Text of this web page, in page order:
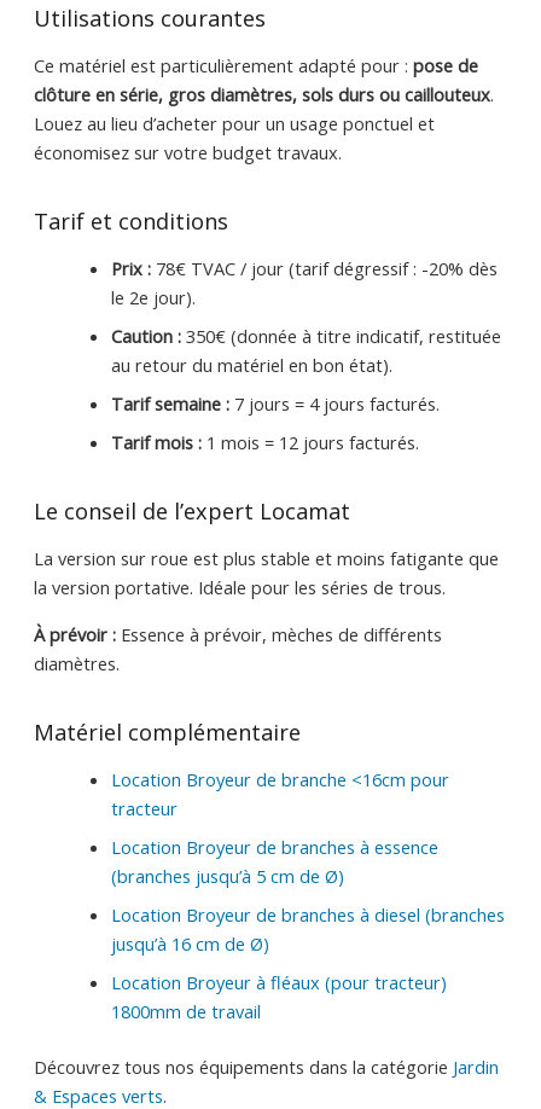
Utilisations courantes
Ce matériel est particulièrement adapté pour : pose de
clôture en série, gros diamètres, sols durs ou caillouteux.
Louez au lieu d’acheter pour un usage ponctuel et
économisez sur votre budget travaux.
Tarif et conditions
Prix :78€ TVAC / jour (tarif dégressif : -20% dès
le 2e jour).
Caution :350€ (donnée à titre indicatif, restituée
au retour du matériel en bon état).
Tarif semaine :7 jours = 4 jours facturés.
Tarif mois :1 mois = 12 jours facturés.
Le conseil de l’expert Locamat
La version sur roue est plus stable et moins fatigante que
la version portative. Idéale pour les séries de trous.
À prévoir :Essence à prévoir, mèches de différents
diamètres.
Matériel complémentaire
Location Broyeur de branche <16cm pour
tracteur
Location Broyeur de branches à essence
(branches jusqu’à 5 cm de Ø)
Location Broyeur de branches à diesel (branches
jusqu’à 16 cm de Ø)
Location Broyeur à fléaux (pour tracteur)
1800mm de travail
Découvrez tous nos équipements dans la catégorie Jardin
& Espaces verts.